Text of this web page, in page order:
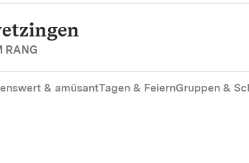
RANG
& amüsantTagen & FeiernGruppen &